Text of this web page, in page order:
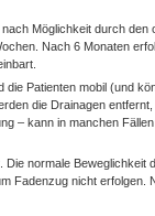
Möglichkeit durch den
Nach 6 Monaten
Patienten mobil (und
die Drainagen
– kann in manchen
normale Beweglichkeit
Fadenzug nicht erfolgen.